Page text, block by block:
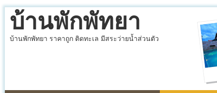
บ้านพักพัทยา
บ้านพักพัทยา ราคาถูก ติดทะเล มีสระว่ายน้ำส่วนตัว